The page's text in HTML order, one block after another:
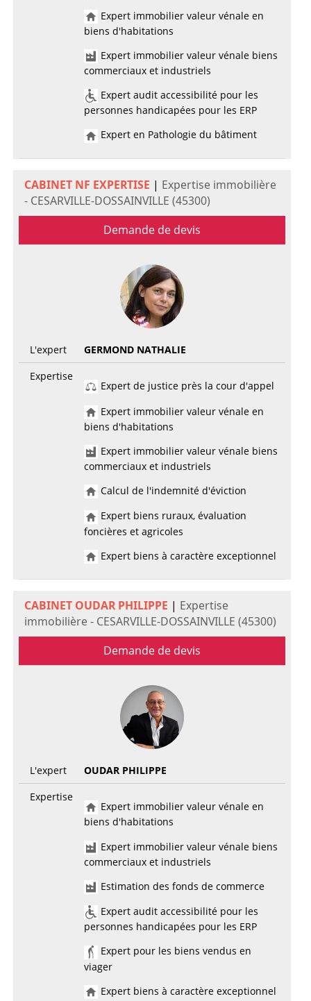
Expert immobilier valeur vénale en
biens d'habitations
Expert immobilier valeur vénale biens
commerciaux et industriels
Expert audit accessibilité pour les
personnes handicapées pour les ERP
Expert en Pathologie du bâtiment
CABINET NF EXPERTISE | Expertise immobilière
- CESARVILLE-DOSSAINVILLE (45300)
Demande de devis
L'expert
GERMOND NATHALIE
Expertise
Expert de justice près la cour d'appel
Expert immobilier valeur vénale en
biens d'habitations
Expert immobilier valeur vénale biens
commerciaux et industriels
Calcul de l'indemnité d'éviction
Expert biens ruraux, évaluation
foncières et agricoles
Expert biens à caractère exceptionnel
CABINET OUDAR PHILIPPE | Expertise
immobilière - CESARVILLE-DOSSAINVILLE (45300)
Demande de devis
L'expert
OUDAR PHILIPPE
Expertise
Expert immobilier valeur vénale en
biens d'habitations
Expert immobilier valeur vénale biens
commerciaux et industriels
Estimation des fonds de commerce
Expert audit accessibilité pour les
personnes handicapées pour les ERP
Expert pour les biens vendus en
viager
Expert biens à caractère exceptionnel